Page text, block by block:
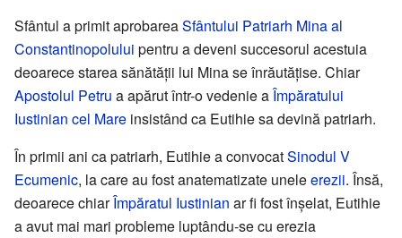
Sfântul a primit aprobareaSfântului Patriarh Mina al
Constantinopolului pentru a deveni succesorul acestuia
deoarece starea sănătății lui Mina se înrăutățise. Chiar
Apostolul Petru a apărut într-o vedenie aÎmpăratului
Iustinian cel Mare insistând ca Eutihie sa devină patriarh.
În primii ani ca patriarh, Eutihie a convocatSinodul V
Ecumenic, la care au fost anatematizate uneleerezii. Însă,
deoarece chiarÎmpăratul Iustinian ar fi fost înșelat, Eutihie
a avut mai mari probleme luptându-se cu erezia